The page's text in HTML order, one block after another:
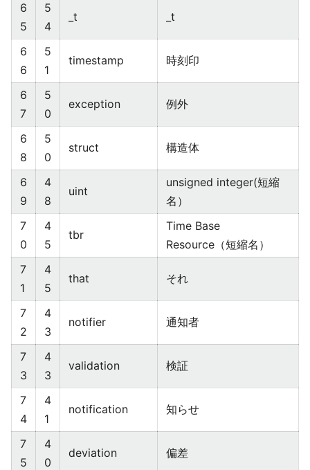
6
5
5
4
_t _t
6
6
5
1
timestamp 時刻印
6
7
5
0
exception 例外
6
8
5
0
struct 構造体
6
9
4
8
uint
unsigned integer(短縮
名）
7
0
4
5
tbr
Time Base
Resource（短縮名）
7
1
4
5
that それ
7
2
4
3
notifier 通知者
7
3
4
3
validation 検証
7
4
4
1
notification 知らせ
7
5
4
0
deviation 偏差